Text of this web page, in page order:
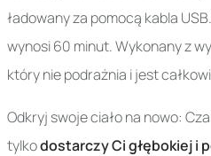
ładowany za pomocą kabla
wynosi 60 minut. Wykonany z
który nie podrażnia i jest
Odkryj swoje ciało na nowo:
tylkodostarczy Ci głębokiej i